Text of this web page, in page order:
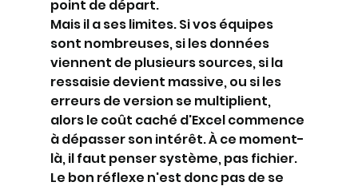
point de départ.
Mais il a ses limites. Si vos équipes
sont nombreuses, si les données
viennent de plusieurs sources, si la
ressaisie devient massive, ou si les
erreurs de version se multiplient,
alors le coût caché d'Excel commence
à dépasser son intérêt. À ce moment-
là, il faut penser système, pas fichier.
Le bon réflexe n'est donc pas de se